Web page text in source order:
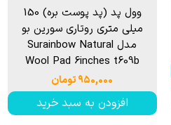
وول پد (پد پوست بره) 150
میلی متری روتاری سورین بو
مدل Surainbow Natural
Wool Pad 6inches t609b
۹۵۰,۰۰۰ تومان
افزودن به سبد خرید